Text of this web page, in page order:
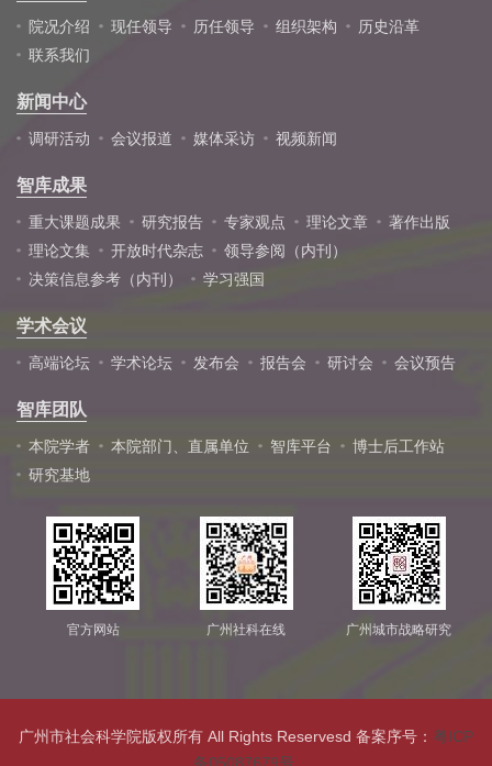
院况介绍 现任领导 历任领导 组织架构
历史沿革
联系我们
新闻中心
调研活动 会议报道 媒体采访 视频新闻
智库成果
重大课题成果 研究报告 专家观点 理论文章
著作出版
理论文集
开放时代杂志
领导参阅（内刊）
决策信息参考（内刊）
学习强国
学术会议
高端论坛 学术论坛 发布会 报告会 研讨会 会议预告
智库团队
本院学者 本院部门、直属单位 智库平台
博士后工作站
研究基地
官方网站 广州社科在线 广州城市战略研究
广州市社会科学院版权所有 All Rights Reservesd 备案序号： 粤ICP